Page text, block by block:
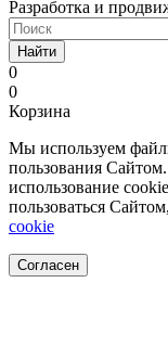
Разработка и
Найти
0
0
Корзина
Мы используем
пользования
использование
пользоваться
cookie
Согласен